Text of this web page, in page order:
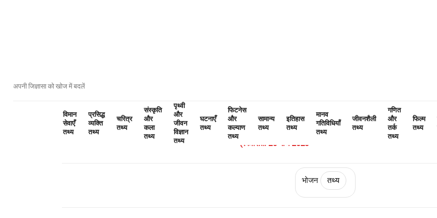
अपनी जिज्ञासा को खोज में बदलें
विमान
सेवाएँ
तथ्य
प्रसिद्ध
व्यक्ति
तथ्य
चरित्र
तथ्य
संस्कृति
और
कला
तथ्य
पृथ्वी
और
जीवन
विज्ञान
तथ्य
घटनाएँ
तथ्य
फिटनेस
और
कल्याण
तथ्य
सामान्य
तथ्य
इतिहास
तथ्य
मानव
गतिविधियाँ
तथ्य
जीवनशैली
तथ्य
गणित
और
तर्क
तथ्य
फिल्म
तथ्य
द्वारा लिखा गया:
Karissa Wiener
प्रकाशित: 20 मार्च 2025
विशेषज्ञ द्वारा सत्यापित संपादकीय दिशानिर्देश
भोजन तथ्य